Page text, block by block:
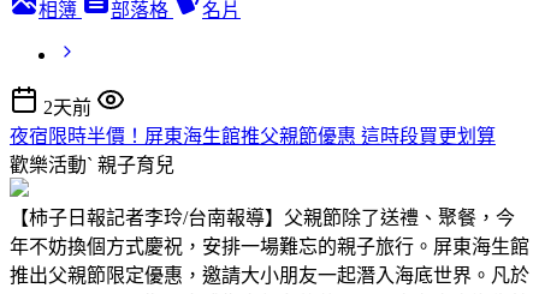
相簿 部落格 名片
2天前
夜宿限時半價！屏東海生館推父親節優惠 這時段買更划算
歡樂活動ˋ 親子育兒
【柿子日報記者李玲/台南報導】父親節除了送禮、聚餐，今
年不妨換個方式慶祝，安排一場難忘的親子旅行。屏東海生館
推出父親節限定優惠，邀請大小朋友一起潛入海底世界。凡於